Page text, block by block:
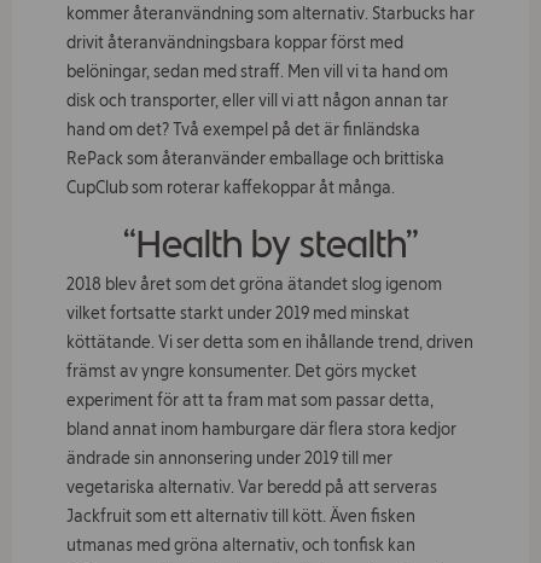
kommer återanvändning som alternativ. Starbucks har
drivit återanvändningsbara koppar först med
belöningar, sedan med straff. Men vill vi ta hand om
disk och transporter, eller vill vi att någon annan tar
hand om det? Två exempel på det är finländska
RePack som återanvänder emballage och brittiska
CupClub som roterar kaffekoppar åt många.
“Health by stealth”
2018 blev året som det gröna ätandet slog igenom
vilket fortsatte starkt under 2019 med minskat
köttätande. Vi ser detta som en ihållande trend, driven
främst av yngre konsumenter. Det görs mycket
experiment för att ta fram mat som passar detta,
bland annat inom hamburgare där flera stora kedjor
ändrade sin annonsering under 2019 till mer
vegetariska alternativ. Var beredd på att serveras
Jackfruit som ett alternativ till kött. Även fisken
utmanas med gröna alternativ, och tonfisk kan